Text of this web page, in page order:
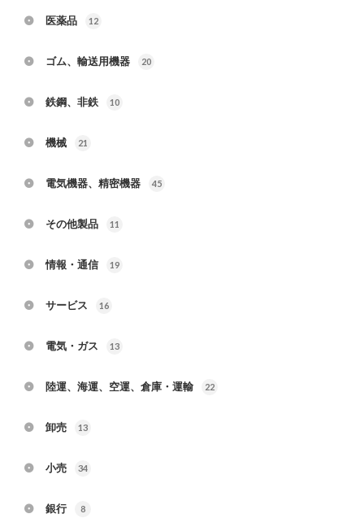
医薬品 12
ゴム、輸送用機器 20
鉄鋼、非鉄 10
機械 21
電気機器、精密機器 45
その他製品 11
情報・通信 19
サービス 16
電気・ガス 13
陸運、海運、空運、倉庫・運輸 22
卸売 13
小売 34
銀行 8